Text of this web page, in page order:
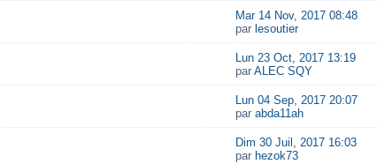
Mar 14 Nov, 2017 08:48
par lesoutier
Lun 23 Oct, 2017 13:19
par ALEC SQY
Lun 04 Sep, 2017 20:07
par abda11ah
Dim 30 Juil, 2017 16:03
par hezok73